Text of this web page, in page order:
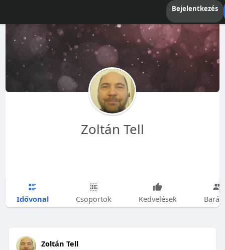
Bejelentkezés
Zoltán Tell
Idővonal Csoportok Kedvelések
Zoltán Tell